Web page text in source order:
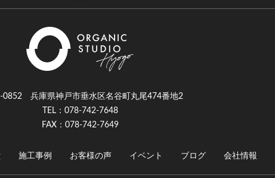
0852 兵庫県神戸市垂水区名谷町丸尾474番地2
TEL：078-742-7648
FAX：078-742-7649
施工事例 お客様の声 イベント ブログ 会社情報